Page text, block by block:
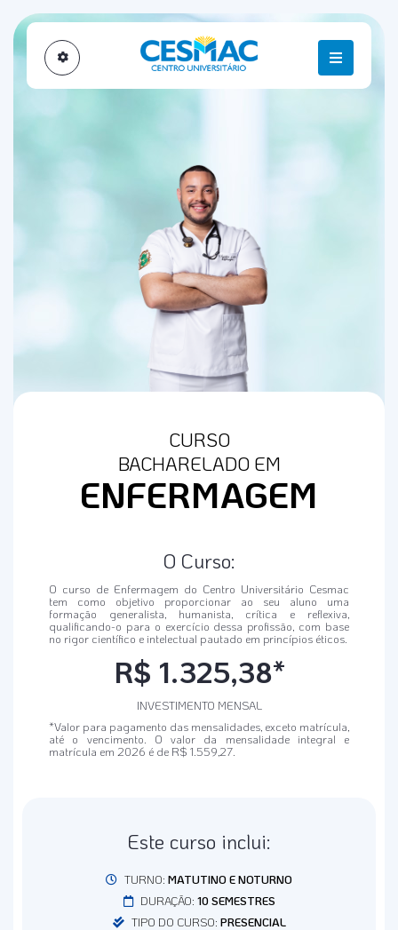
CURSO
BACHARELADO EM
ENFERMAGEM
O Curso:
O curso de Enfermagem do Centro Universitário Cesmac
tem como objetivo proporcionar ao seu aluno uma
formação generalista, humanista, crítica e reflexiva,
qualificando-o para o exercício dessa profissão, com base
no rigor científico e intelectual pautado em princípios éticos.
R$ 1.325,38*
INVESTIMENTO MENSAL
*Valor para pagamento das mensalidades, exceto matrícula,
até o vencimento. O valor da mensalidade integral e
matrícula em 2026 é de R$ 1.559,27.
Este curso inclui:
TURNO: MATUTINO E NOTURNO
DURAÇÃO: 10 SEMESTRES
TIPO DO CURSO: PRESENCIAL